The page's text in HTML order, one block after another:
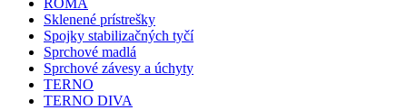
ROMA
Sklenené prístrešky
Spojky stabilizačných tyčí
Sprchové madlá
Sprchové závesy a úchyty
TERNO
TERNO DIVA